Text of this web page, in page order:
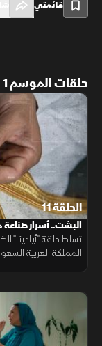
قائمتي
حلقات الموسم 1
الحلقة 11
البشت.. أسرار
تسلط حلقة "أيادينا"
المملكة العربية